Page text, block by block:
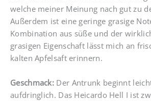
welche meiner Meinung nach gut zu
Außerdem ist eine geringe grasige
Kombination aus süße und der
grasigen Eigenschaft lässt mich an
kalten Apfelsaft erinnern.
Geschmack: Der Antrunk beginnt
aufdringlich. Das Heicardo Hell I ist